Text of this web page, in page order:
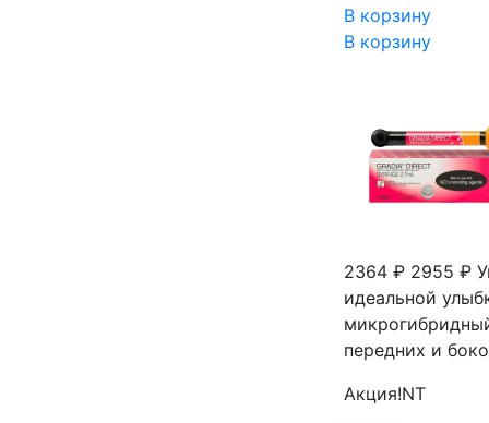
В корзину
В корзину
2364 ₽ 2955 ₽
идеальной
передних и
Акция!NT